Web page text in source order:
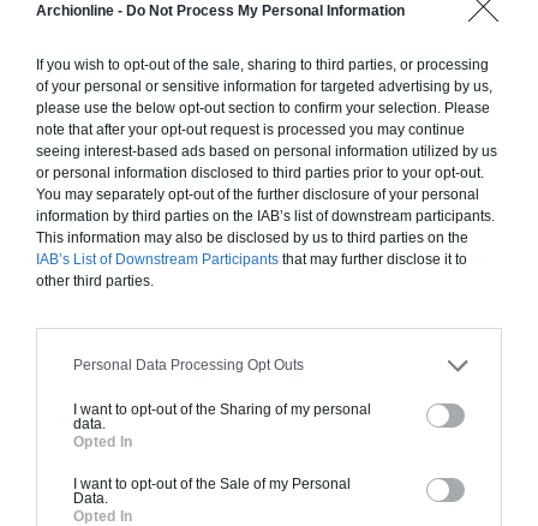
Archionline - Do Not Process My Personal Information
If you wish to opt-out of the sale, sharing to third parties, or processing
of your personal or sensitive information for targeted advertising by us,
please use the below opt-out section to confirm your selection. Please
note that after your opt-out request is processed you may continue
seeing interest-based ads based on personal information utilized by us
or personal information disclosed to third parties prior to your opt-out.
You may separately opt-out of the further disclosure of your personal
information by third parties on the IAB’s list of downstream participants.
This information may also be disclosed by us to third parties on the
IAB’s List of Downstream Participants that may further disclose it to
other third parties.
Personal Data Processing Opt Outs
I want to opt-out of the Sharing of my personal
data.
Opted In
I want to opt-out of the Sale of my Personal
Data.
Opted In
Chiffrage estimatif pour : Fondations et normes
Finitions haut de gamme. Le prix "clé en main"
inclut le gros oeuvre et le second oeuvre (cuisine,
peinture, sols...), mais exclut piscine, jardin et
clôture.
À partir de
190 000€ TTC
Chiffrage estimatif pour : Fondations et normes
standards. Construction en bloc coffrant isolant